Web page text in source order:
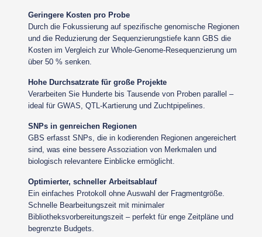
Geringere Kosten pro Probe
Durch die Fokussierung auf spezifische genomische Regionen
und die Reduzierung der Sequenzierungstiefe kann GBS die
Kosten im Vergleich zur Whole-Genome-Resequenzierung um
über 50 % senken.
Hohe Durchsatzrate für große Projekte
Verarbeiten Sie Hunderte bis Tausende von Proben parallel –
ideal für GWAS, QTL-Kartierung und Zuchtpipelines.
SNPs in genreichen Regionen
GBS erfasst SNPs, die in kodierenden Regionen angereichert
sind, was eine bessere Assoziation von Merkmalen und
biologisch relevantere Einblicke ermöglicht.
Optimierter, schneller Arbeitsablauf
Ein einfaches Protokoll ohne Auswahl der Fragmentgröße.
Schnelle Bearbeitungszeit mit minimaler
Bibliotheksvorbereitungszeit – perfekt für enge Zeitpläne und
begrenzte Budgets.